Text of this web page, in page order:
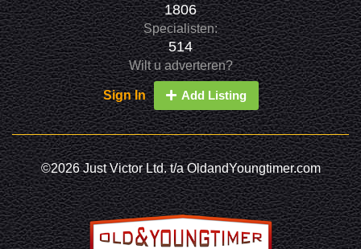
1806
Specialisten:
514
Wilt u adverteren?
Sign In Add Listing
©2026 Just Victor Ltd. t/a OldandYoungtimer.com